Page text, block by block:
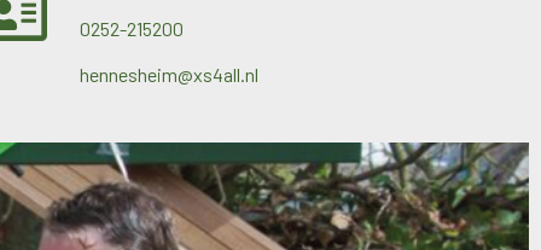
0252-215200
hennesheim@xs4all.nl